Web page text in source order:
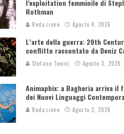
l’exploitation femminile di
Rothman
Redazione Agosto 4, 2026
L’arte della guerra: 20th
conflitto raccontato da Deniz
Stefano Tevini Agosto 3, 2026
Animaphix: a Bagheria arriva il
dei Nuovi Linguaggi
Redazione Agosto 2, 2026